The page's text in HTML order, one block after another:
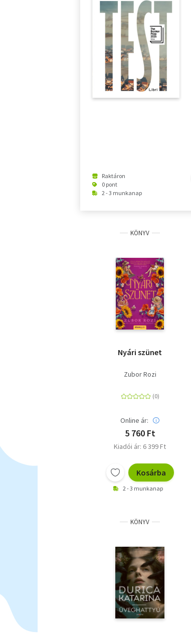
Raktáron
0 pont
2 - 3 munkanap
KÖNYV
Nyári szünet
Zubor Rozi
Online ár:
5 760 Ft
Kiadói ár: 6 399 Ft
Kosárba
2 - 3 munkanap
KÖNYV